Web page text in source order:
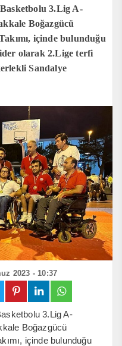
3.Lig A-
Boğazgücü
içinde bulunduğu
olarak 2.Lige terfi
Sandalye
2023 - 10:37
3.Lig A-
Boğazgücü
içinde bulunduğu